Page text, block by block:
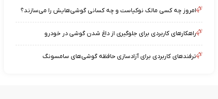
امروز چه کسی مالک نوکیاست و چه کسانی گوشی‌هایش را می‌سازند؟
راهکارهای کاربردی برای جلوگیری از داغ شدن گوشی در خودرو
ترفندهای کاربردی برای آزادسازی حافظه گوشی‌های سامسونگ